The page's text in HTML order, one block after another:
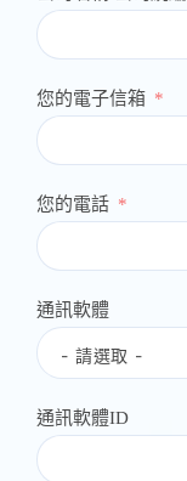
您的電子信箱
您的電話
通訊軟體
通訊軟體ID